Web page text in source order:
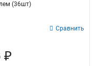
(36шт)
Сравнить
₽